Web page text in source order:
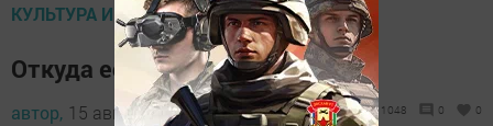
КУЛЬТУРА И ИСКУСТВО
Откуда есть пошла земля наша
автор, 15 августа 2016 - 10:59 1048 0 0